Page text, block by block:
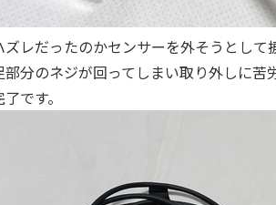
レだったのかセンサーを外そうとし
部分のネジが回ってしまい取り外しに
です。